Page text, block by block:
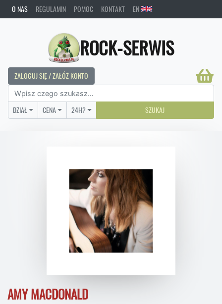
O NAS REGULAMIN POMOC KONTAKT EN
ROCK-SERWIS
ZALOGUJ SIĘ / ZAŁÓŻ KONTO
DZIAŁ CENA 24H? SZUKAJ
AMY MACDONALD